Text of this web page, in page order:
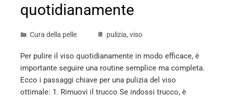
quotidianamente
Cura della pelle pulizia, viso
Per pulire il viso quotidianamente in modo efficace, è
importante seguire una routine semplice ma completa.
Ecco i passaggi chiave per una pulizia del viso
ottimale: 1. Rimuovi il trucco Se indossi trucco, è